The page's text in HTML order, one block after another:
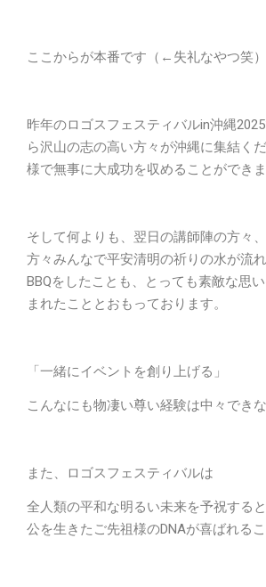
ここからが本番です（←失礼なやつ笑）
昨年のロゴスフェスティバルin沖縄
ら沢山の志の高い方々が沖縄に集結く
様で無事に大成功を収めることができま
そして何よりも、翌日の講師陣の方々
方々みんなで平安清明の祈りの水が流
BBQをしたことも、とっても素敵な思
まれたこととおもっております。
「一緒にイベントを創り上げる」
こんなにも物凄い尊い経験は中々できな
また、ロゴスフェスティバルは
全人類の平和な明るい未来を予祝する
公を生きたご先祖様のDNAが喜ばれるこ